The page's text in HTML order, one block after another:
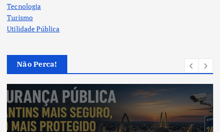
Tecnologia
Turismo
Utilidade Pública
Não Perca!